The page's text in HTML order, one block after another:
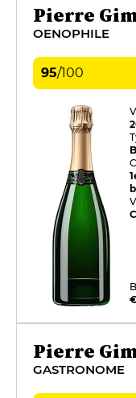
Pierre
OENOPHILE
95/100
Pierre
GASTRONOME